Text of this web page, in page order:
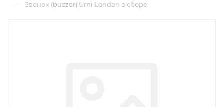
— Звонок (buzzer) Umi London в сборе